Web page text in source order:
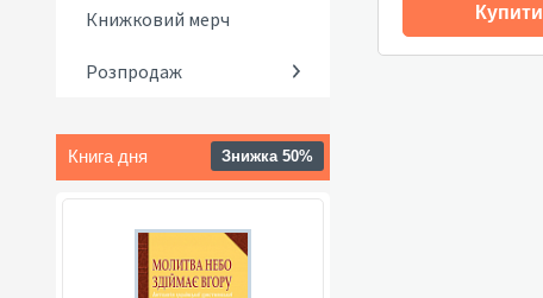
Книжковий мерч
Розпродаж
Книга дня Знижка 50%
Купити